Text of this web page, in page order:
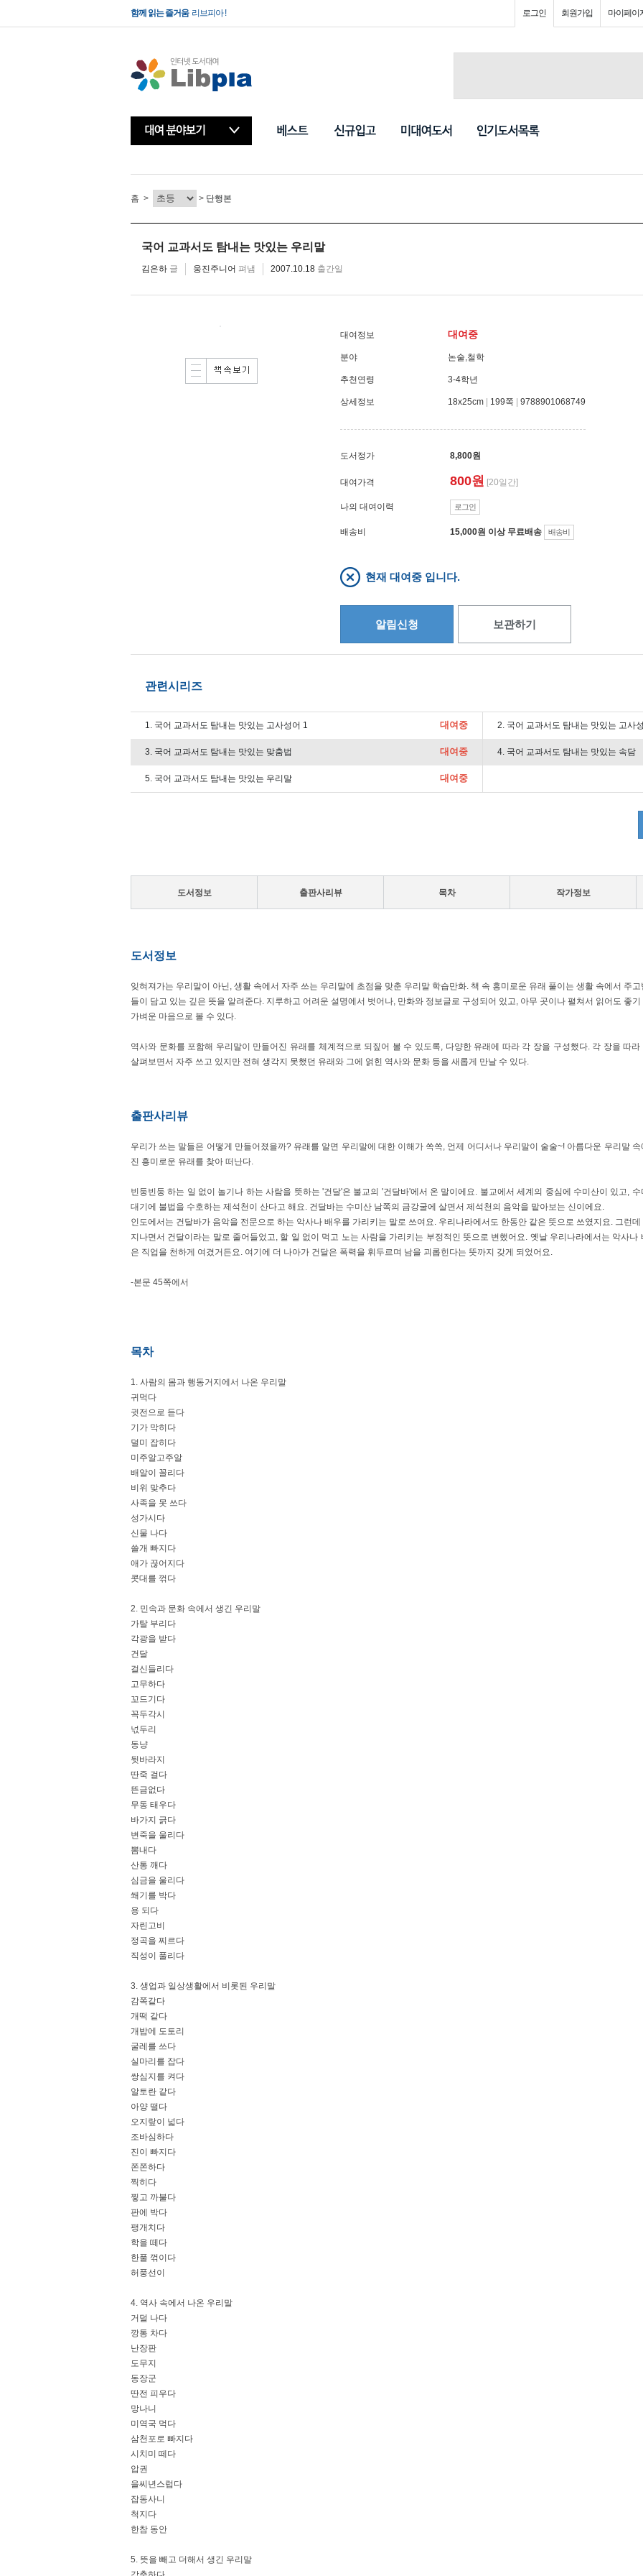
빌려보는 책방리브피아 ! 로그인 회원가입 마이페이
홈 > > 단행본
국어 교과서도 탐내는 맛있는 우리말
김은하 글 웅진주니어 펴냄 2007.10.18 출간일
대여정보 대여중
분야 논술,철학
추천연령 3-4학년
상세정보 18x25cm 199쪽 9788901068749
도서정가 8,800원
대여가격 800원 [20일간]
나의 대여이력 로그인
배송비 15,000원 이상 무료배송 배송비
현재 대여중 입니다.
알림신청 보관하기
관련시리즈
1. 국어 교과서도 탐내는 맛있는 고사성어 1 대여중 2. 국어 교과서도 탐내는 맛있는 고사
3. 국어 교과서도 탐내는 맛있는 맞춤법 대여중 4. 국어 교과서도 탐내는 맛있는 속담
5. 국어 교과서도 탐내는 맛있는 우리말 대여중
도서정보 출판사리뷰 목차 작가정보
도서정보
잊혀져가는 우리말이 아닌, 생활 속에서 자주 쓰는 우리말에 초점을 맞춘 우리말 학습만화. 책 속 흥미로운 유래 풀이는 생활 속에서 주고
들이 담고 있는 깊은 뜻을 알려준다. 지루하고 어려운 설명에서 벗어나, 만화와 정보글로 구성되어 있고, 아무 곳이나 펼쳐서 읽어도 좋기
가벼운 마음으로 볼 수 있다.
역사와 문화를 포함해 우리말이 만들어진 유래를 체계적으로 되짚어 볼 수 있도록, 다양한 유래에 따라 각 장을 구성했다. 각 장을 따라
살펴보면서 자주 쓰고 있지만 전혀 생각지 못했던 유래와 그에 얽힌 역사와 문화 등을 새롭게 만날 수 있다.
출판사리뷰
우리가 쓰는 말들은 어떻게 만들어졌을까? 유래를 알면 우리말에 대한 이해가 쏙쏙, 언제 어디서나 우리말이 술술~! 아름다운 우리말 속
진 흥미로운 유래를 찾아 떠난다.
빈둥빈둥 하는 일 없이 놀기나 하는 사람을 뜻하는 '건달'은 불교의 '건달바'에서 온 말이에요. 불교에서 세계의 중심에 수미산이 있고, 수
대기에 불법을 수호하는 제석천이 산다고 해요. 건달바는 수미산 남쪽의 금강굴에 살면서 제석천의 음악을 맡아보는 신이에요.
인도에서는 건달바가 음악을 전문으로 하는 악사나 배우를 가리키는 말로 쓰여요. 우리나라에서도 한동안 같은 뜻으로 쓰였지요. 그런데
지나면서 건달이라는 말로 줄어들었고, 할 일 없이 먹고 노는 사람을 가리키는 부정적인 뜻으로 변했어요. 옛날 우리나라에서는 악사나
은 직업을 천하게 여겼거든요. 여기에 더 나아가 건달은 폭력을 휘두르며 남을 괴롭힌다는 뜻까지 갖게 되었어요.
-본문 45쪽에서
목차
1. 사람의 몸과 행동거지에서 나온 우리말
귀먹다
귓전으로 듣다
기가 막히다
덜미 잡히다
미주알고주알
배알이 꼴리다
비위 맞추다
사족을 못 쓰다
성가시다
신물 나다
쓸개 빠지다
애가 끊어지다
콧대를 꺾다
2. 민속과 문화 속에서 생긴 우리말
가탈 부리다
각광을 받다
건달
걸신들리다
고무하다
꼬드기다
꼭두각시
넋두리
동냥
뒷바라지
딴죽 걸다
뜬금없다
무동 태우다
바가지 긁다
변죽을 울리다
뽐내다
산통 깨다
심금을 울리다
쐐기를 박다
용 되다
자린고비
정곡을 찌르다
직성이 풀리다
3. 생업과 일상생활에서 비롯된 우리말
감쪽같다
개떡 같다
개밥에 도토리
굴레를 쓰다
실마리를 잡다
쌍심지를 켜다
알토란 같다
아양 떨다
오지랖이 넓다
조바심하다
진이 빠지다
쫀쫀하다
찍히다
찧고 까불다
판에 박다
팽개치다
학을 떼다
한풀 꺾이다
허풍선이
4. 역사 속에서 나온 우리말
거덜 나다
깡통 차다
난장판
도무지
동장군
딴전 피우다
망나니
미역국 먹다
삼천포로 빠지다
시치미 떼다
압권
을씨년스럽다
잡동사니
척지다
한참 동안
5. 뜻을 빼고 더해서 생긴 우리말